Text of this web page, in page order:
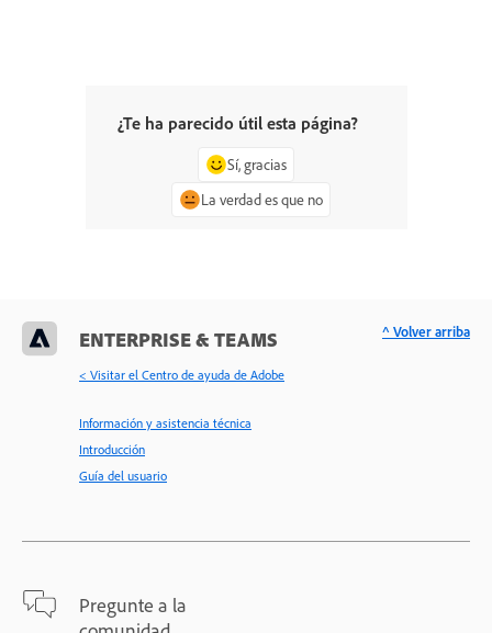
¿Te ha parecido útil esta página?
Sí, gracias
La verdad es que no
ENTERPRISE & TEAMS
< Visitar el Centro de ayuda de Adobe
Información y asistencia técnica
Introducción
Guía del usuario
Pregunte a la
^ Volver arriba